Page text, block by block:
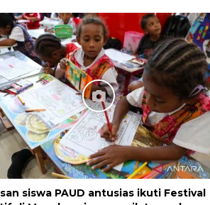
siswa PAUD antusias ikuti Festival